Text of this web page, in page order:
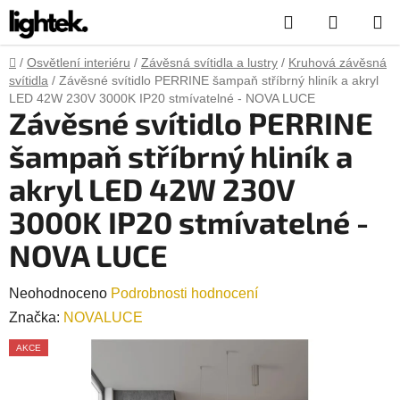
Přejít
na
obsah
Hledat
KOŠÍK
Domů
/ Osvětlení interiéru / Závěsná svítidla a lustry / Kruhová závěsná
svítidla / Závěsné svítidlo PERRINE šampaň stříbrný hliník a akryl
LED 42W 230V 3000K IP20 stmívatelné - NOVA LUCE
Závěsné svítidlo PERRINE
šampaň stříbrný hliník a
akryl LED 42W 230V
3000K IP20 stmívatelné -
NOVA LUCE
Průměrné
hodnocení
produktu
Neohodnoceno Podrobnosti hodnocení
Značka: NOVALUCE
AKCE